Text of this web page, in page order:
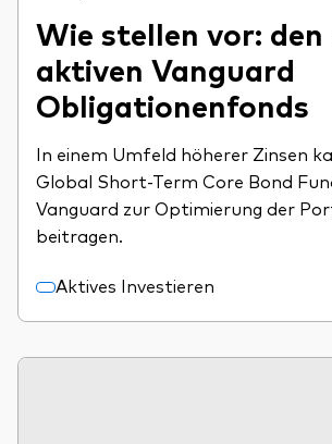
Wie stellen vor: den
aktiven Vanguard
Obligationenfonds
In einem Umfeld höherer Zinsen
Global Short-Term Core Bond
Vanguard zur Optimierung der
beitragen.
Aktives Investieren